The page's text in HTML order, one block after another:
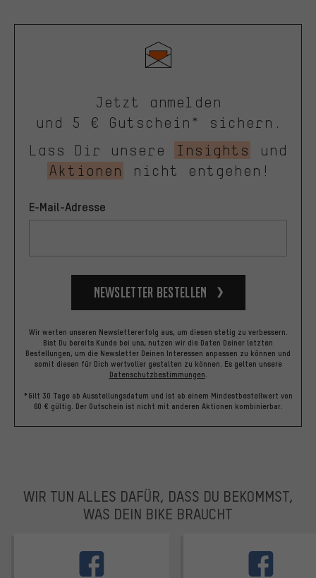
Jetzt anmelden
und 5 € Gutschein* sichern.
Lass Dir unsere
Insights
und
Aktionen
nicht entgehen!
E-Mail-Adresse
Newsletter bestellen
Wir werten unseren Newslettererfolg aus, um diesen stetig zu verbessern.
Bist Du bereits Kunde bei uns, nutzen wir die Daten Deiner letzten
Bestellungen, um die Newsletter Deinen Interessen anpassen zu können und
somit diesen für Dich wertvoller gestalten zu können. Es gelten unsere
Datenschutzbestimmungen
*Gilt 30 Tage ab Ausstellungsdatum und ist ab einem Mindestbestellwert von
60 € gültig. Der Gutschein ist nicht mit anderen Aktionen kombinierbar.
WIR TUN ALLES DAFÜR, DASS DU BEKOMMST,
WAS DEIN BIKE BRAUCHT